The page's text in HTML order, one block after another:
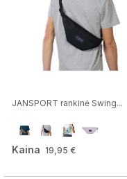
JANSPORT rankinė Swing...
Kaina 19,95 €